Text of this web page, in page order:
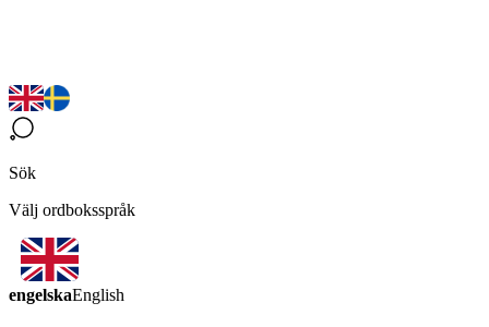
Sök
Välj ordboksspråk
engelskaEnglish